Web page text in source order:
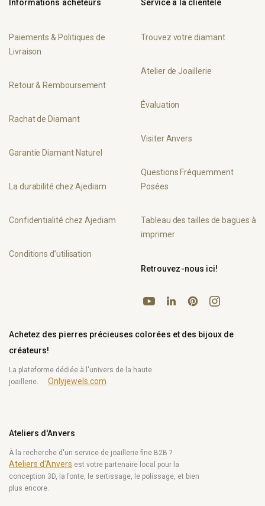
Informations acheteurs
Paiements & Politiques de
Livraison
Retour & Remboursement
Rachat de Diamant
Garantie Diamant Naturel
La durabilité chez Ajediam
Confidentialité chez Ajediam
Conditions d’utilisation
Service à la clientèle
Trouvez votre diamant
Atelier de Joaillerie
Évaluation
Visiter Anvers
Questions Fréquemment
Posées
Tableau des tailles de bagues à
imprimer
Achetez des pierres précieuses colorées et des bijoux de
créateurs!
La plateforme dédiée à l'univers de la haute
joaillerie.
Onlyjewels.com
Ateliers d'Anvers
À la recherche d'un service de joaillerie fine B2B ?
Ateliers d'Anvers est votre partenaire local pour la
conception 3D, la fonte, le sertissage, le polissage, et bien
plus encore.
Retrouvez-nous ici!
YouTubeLinkedInPinterestInstagram